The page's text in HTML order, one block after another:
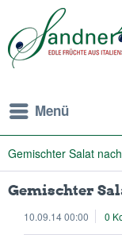
Menü
Gemischter Salat
Gemischter
10.09.14 00:00 0